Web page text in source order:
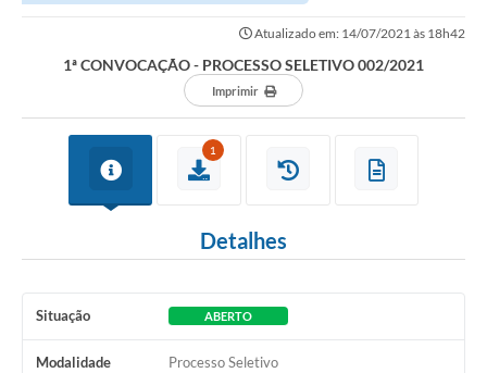
Atualizado em: 14/07/2021 às 18h42
1ª CONVOCAÇÃO - PROCESSO SELETIVO 002/2021
Imprimir
1
Detalhes
Situação ABERTO
Modalidade Processo Seletivo